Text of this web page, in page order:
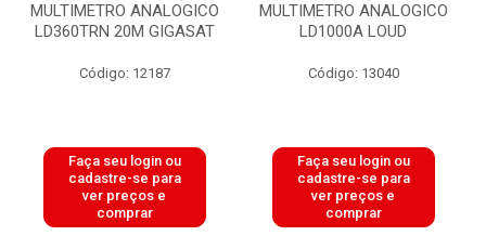
MULTIMETRO ANALOGICO
LD360TRN 20M GIGASAT
Código: 12187
Faça seu login ou
cadastre-se para
ver preços e
comprar
MULTIMETRO ANALOGICO
LD1000A LOUD
Código: 13040
Faça seu login ou
cadastre-se para
ver preços e
comprar